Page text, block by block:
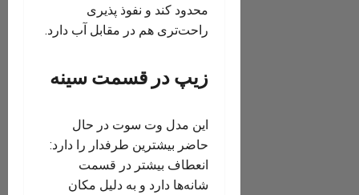
محدود کند و نفوذ پذیری
راحت‌تری هم در مقابل آب دارد.
زیپ در قسمت سینه
این مدل وت سوت در حال
حاضر بیشترین طرفدار را دارد:
انعطاف بیشتر در قسمت
شانه‌ها دارد و به دلیل مکان